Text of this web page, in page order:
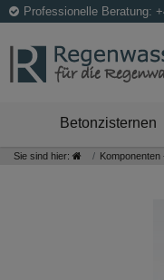
Professionelle Beratung:
Betonzisternen
Sie sind hier: